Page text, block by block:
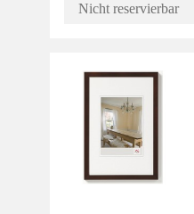
Nicht reservierbar